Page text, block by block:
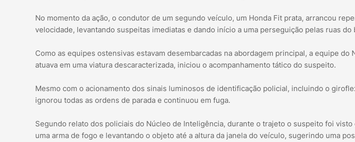
No momento da ação, o condutor de um segundo veículo, um Honda Fit prata, arrancou
velocidade, levantando suspeitas imediatas e dando início a uma perseguição pelas ruas do
Como as equipes ostensivas estavam desembarcadas na abordagem principal, a equipe do
atuava em uma viatura descaracterizada, iniciou o acompanhamento tático do suspeito.
Mesmo com o acionamento dos sinais luminosos de identificação policial, incluindo o
ignorou todas as ordens de parada e continuou em fuga.
Segundo relato dos policiais do Núcleo de Inteligência, durante o trajeto o suspeito foi
uma arma de fogo e levantando o objeto até a altura da janela do veículo, sugerindo uma